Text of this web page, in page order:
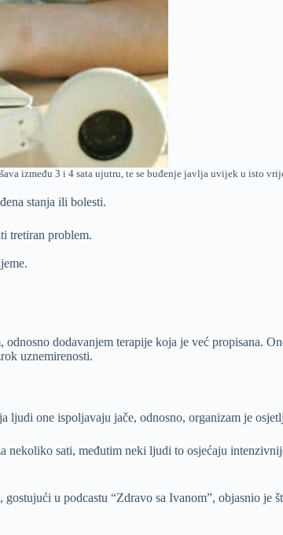
između 3 i 4 sata ujutru, te se buđenje javlja uvijek u isto
stanja ili bolesti.
tretiran problem.
dodavanjem terapije koja je već propisana.
uznemirenosti.
ljudi one ispoljavaju jače, odnosno, organizam je
nekoliko sati, međutim neki ljudi to osjećaju
u podcastu “Zdravo sa Ivanom”, objasnio je